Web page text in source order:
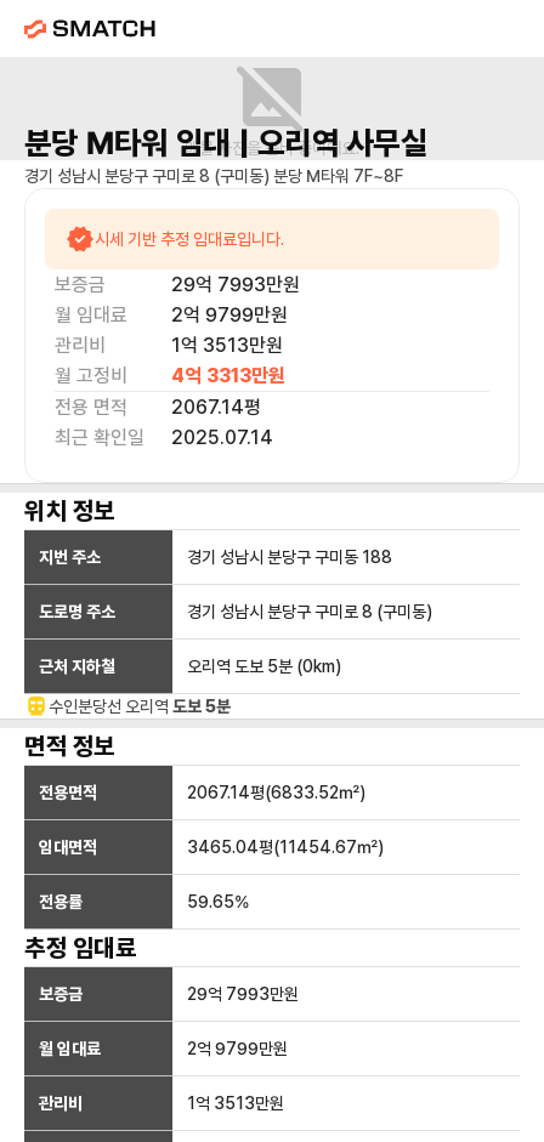
매물 사진을 준비 중이에요.
분당 M타워 임대 | 오리역사무실
경기 성남시 분당구 구미로 8 (구미동) 분당 M타워 7F~8F
시세 기반 추정 임대료입니다.
보증금 29억 7993만원
월 임대료
2억 9799만원
관리비
1억 3513만원
월 고정비
4억 3313만원
전용 면적
2067.14평
최근 확인일
2025.07.14
위치 정보
지번 주소 경기 성남시 분당구 구미동 188
도로명 주소 경기 성남시 분당구 구미로 8 (구미동)
근처 지하철 오리역 도보 5분 (0km)
수인분당선 오리 역 도보 5분
면적 정보
전용면적 2067.14평(6833.52㎡)
임대면적 3465.04평(11454.67㎡)
전용률 59.65%
추정 임대료
보증금 29억 7993만원
월 임대료 2억 9799만원
관리비 1억 3513만원